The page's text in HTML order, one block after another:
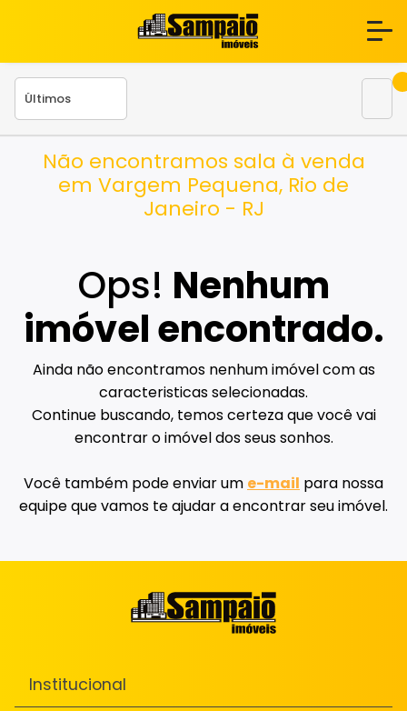
Não encontramos sala à venda
em Vargem Pequena, Rio de
Janeiro - RJ
Ops! Nenhum
imóvel encontrado.
Ainda não encontramos nenhum imóvel com as
caracteristicas selecionadas.
Continue buscando, temos certeza que você vai
encontrar o imóvel dos seus sonhos.
Você também pode enviar um e-mail para nossa
equipe que vamos te ajudar a encontrar seu imóvel.
Institucional